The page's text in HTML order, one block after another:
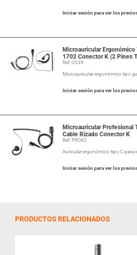
Iniciar sesión para ver los
Microauricular
1702 Conector K (2 Pines
Ref: 0539
Microauricular ergonómico tipo
Iniciar sesión para ver los
Microauricular Profesional
Cable Rizado Conector K
Ref: PROK2
Auricular ergonómico tipo C para
Iniciar sesión para ver los
PRODUCTOS RELACIONADOS